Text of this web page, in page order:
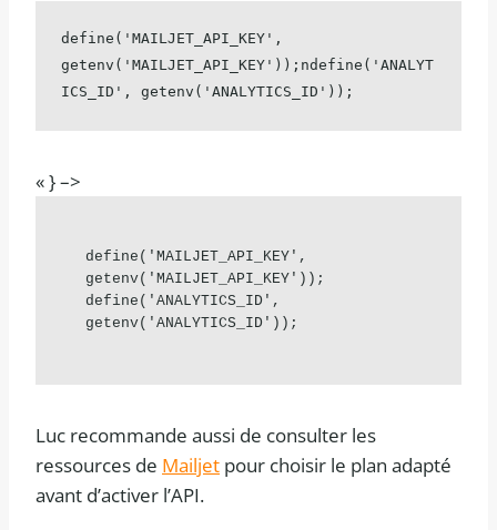
define('MAILJET_API_KEY',
getenv('MAILJET_API_KEY'));ndefine('ANALYT
ICS_ID', getenv('ANALYTICS_ID'));
« } –>
define('MAILJET_API_KEY',
getenv('MAILJET_API_KEY'));
define('ANALYTICS_ID',
getenv('ANALYTICS_ID'));
Luc recommande aussi de consulter les
ressources de Mailjet pour choisir le plan adapté
avant d’activer l’API.